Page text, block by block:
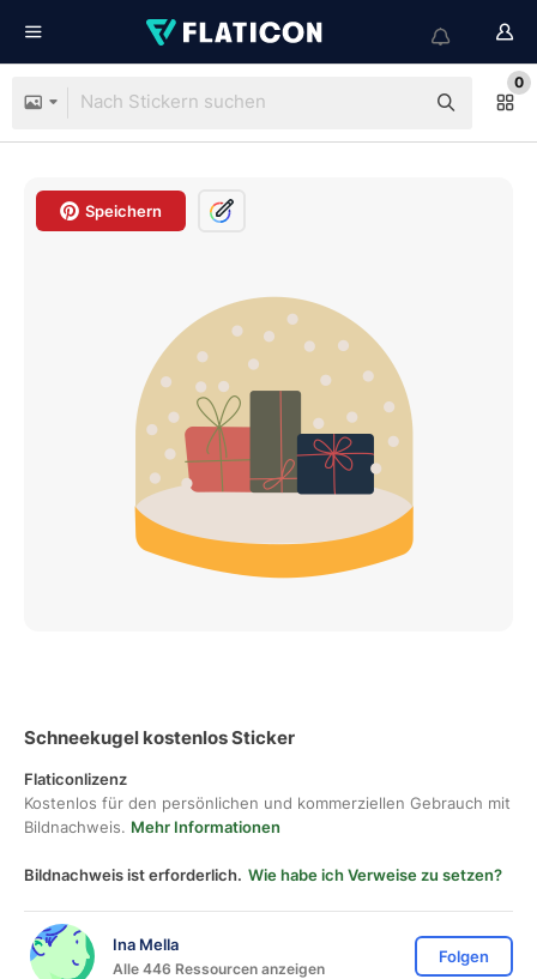
0
Speichern
Schneekugel kostenlos Sticker
Flaticonlizenz
Kostenlos für den persönlichen und kommerziellen Gebrauch mit
Bildnachweis. Mehr Informationen
Bildnachweis ist erforderlich. Wie habe ich Verweise zu setzen?
Ina Mella
Alle 446 Ressourcen anzeigen
Folgen